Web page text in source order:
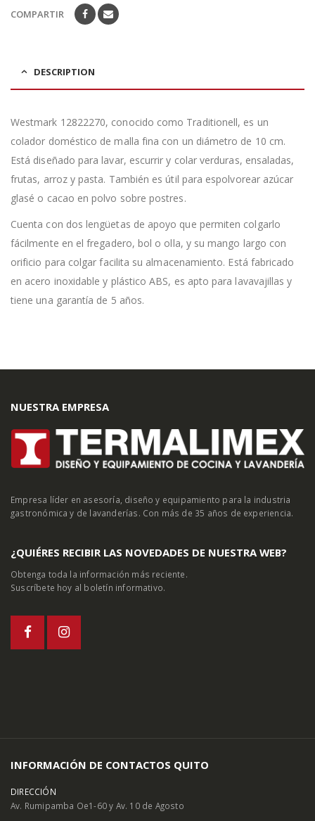
COMPARTIR
DESCRIPTION
Westmark 12822270, conocido como Traditionell, es un
colador doméstico de malla fina con un diámetro de 10 cm.
Está diseñado para lavar, escurrir y colar verduras, ensaladas,
frutas, arroz y pasta. También es útil para espolvorear azúcar
glasé o cacao en polvo sobre postres.
Cuenta con dos lengüetas de apoyo que permiten colgarlo
fácilmente en el fregadero, bol o olla, y su mango largo con
orificio para colgar facilita su almacenamiento. Está fabricado
en acero inoxidable y plástico ABS, es apto para lavavajillas y
tiene una garantía de 5 años.
NUESTRA EMPRESA
Empresa líder en asesoría, diseño y equipamiento para la industria
gastronómica y de lavanderías. Con más de 35 años de experiencia.
¿QUIÉRES RECIBIR LAS NOVEDADES DE NUESTRA WEB?
Obtenga toda la información más reciente.
Suscríbete hoy al boletín informativo.
INFORMACIÓN DE CONTACTOS QUITO
DIRECCIÓN
Av. Rumipamba Oe1-60 y Av. 10 de Agosto